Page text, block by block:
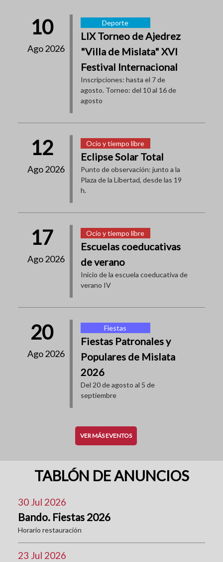
10
Ago 2026
Deporte
LIX Torneo de Ajedrez
"Villa de Mislata" XVI
Festival Internacional
Inscripciones: hasta el 7 de
agosto. Torneo: del 10 al 16 de
agosto
12
Ago 2026
Ocio y tiempo libre
Eclipse Solar Total
Punto de observación: junto a la
Plaza de la Libertad, desde las 19
h.
17
Ago 2026
Ocio y tiempo libre
Escuelas coeducativas
de verano
Inicio de la escuela coeducativa de
verano IV
20
Ago 2026
Fiestas
Fiestas Patronales y
Populares de Mislata
2026
Del 20 de agosto al 5 de
septiembre
VER MÁS EVENTOS
TABLÓN DE ANUNCIOS
30 Jul 2026
Bando. Fiestas 2026
Horario restauración
23 Jul 2026